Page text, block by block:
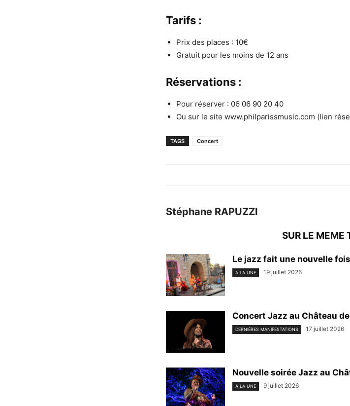
Tarifs :
Prix des places : 10€
Gratuit pour les moins de 12 ans
Réservations :
Pour réserver : 06 06 90 20 40
Ou sur le site www.philparissmusic.com (lien
TAGS Concert
Stéphane RAPUZZI
SUR LE MEME
Le jazz fait une nouvelle
A LA UNE 19 juillet 2026
Concert Jazz au Château
DERNIÈRES MANIFESTATIONS 17 juillet 2026
Nouvelle soirée Jazz au
A LA UNE 9 juillet 2026